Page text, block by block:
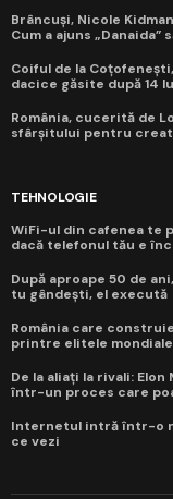
Brâncuși, Nicole
Cum a ajuns
Coiful de la
dacice găsite după 14
România, cucerită de
sfârșitului pentru
TEHNOLOGIE
WiFi-ul din cafenea te
dacă telefonul tău e
După aproape 50 de
tu gândești, el execută
România care
printre elitele
De la aliați la rivali:
într-un proces care
Internetul intră într-o
ce vezi